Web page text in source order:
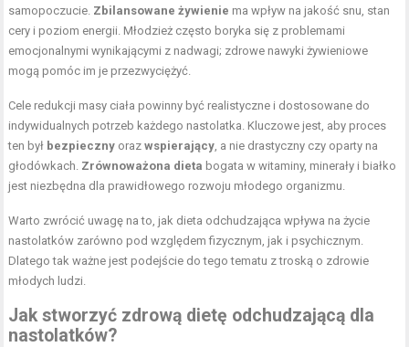
samopoczucie. Zbilansowane żywienie ma wpływ na jakość snu, stan
cery i poziom energii. Młodzież często boryka się z problemami
emocjonalnymi wynikającymi z nadwagi; zdrowe nawyki żywieniowe
mogą pomóc im je przezwyciężyć.
Cele redukcji masy ciała powinny być realistyczne i dostosowane do
indywidualnych potrzeb każdego nastolatka. Kluczowe jest, aby proces
ten był bezpieczny orazwspierający , a nie drastyczny czy oparty na
głodówkach. Zrównoważona dieta bogata w witaminy, minerały i białko
jest niezbędna dla prawidłowego rozwoju młodego organizmu.
Warto zwrócić uwagę na to, jak dieta odchudzająca wpływa na życie
nastolatków zarówno pod względem fizycznym, jak i psychicznym.
Dlatego tak ważne jest podejście do tego tematu z troską o zdrowie
młodych ludzi.
Jak stworzyć zdrową dietę odchudzającą dla
nastolatków?